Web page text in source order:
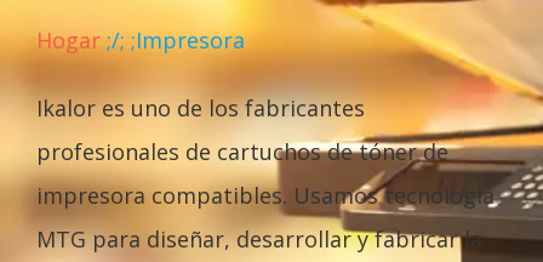
Hogar ;/; ;Impresora
Ikalor es uno de los fabricantes
profesionales de cartuchos de tóner de
impresora compatibles. Usamos tecnología
MTG para diseñar, desarrollar y fabricar la